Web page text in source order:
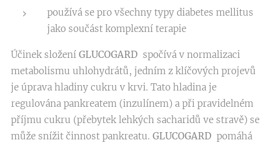
používá se pro všechny typy diabetes mellitus
jako součást komplexní terapie
Účinek složení GLUCOGARD spočívá v normalizaci
metabolismu uhlohydrátů, jedním z klíčových projevů
je úprava hladiny cukru v krvi. Tato hladina je
regulována pankreatem (inzulínem) a při pravidelném
příjmu cukru (přebytek lehkých sacharidů ve stravě) se
může snížit činnost pankreatu. GLUCOGARD pomáhá